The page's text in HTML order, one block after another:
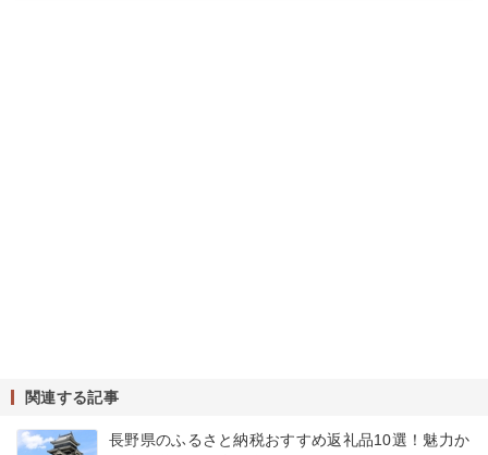
関連する記事
長野県のふるさと納税おすすめ返礼品10選！魅力か